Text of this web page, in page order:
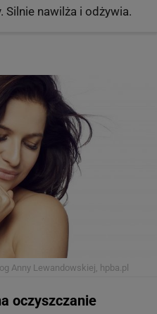
Silnie nawilża i odżywia.
Anny Lewandowskiej, hpba.pl
oczyszczanie